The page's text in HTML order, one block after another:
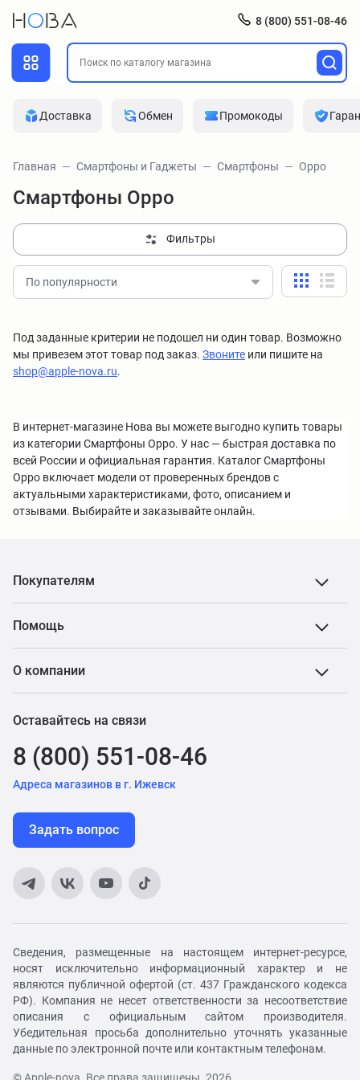
8 (800) 551-08-46
Доставка Обмен Промокоды
Главная Смартфоны и Гаджеты Смартфоны Oppo
Смартфоны Oppo
Фильтры
По популярности
Под заданные критерии не подошел ни один товар. Возможно
мы привезем этот товар под заказ. Звоните или пишите на
shop@apple-nova.ru.
В интернет-магазине Нова вы можете выгодно купить товары
из категории Смартфоны Oppo. У нас — быстрая доставка по
всей России и официальная гарантия. Каталог Смартфоны
Oppo включает модели от проверенных брендов с
актуальными характеристиками, фото, описанием и
отзывами. Выбирайте и заказывайте онлайн.
Покупателям
Помощь
О компании
Оставайтесь на связи
8 (800) 551-08-46
Адреса магазинов в г. Ижевск
Задать вопрос
Сведения, размещенные на настоящем интернет-ресурсе,
носят исключительно информационный характер и не
являются публичной офертой (ст. 437 Гражданского кодекса
РФ). Компания не несет ответственности за несоответствие
описания с официальным сайтом производителя.
Убедительная просьба дополнительно уточнять указанные
данные по электронной почте или контактным телефонам.